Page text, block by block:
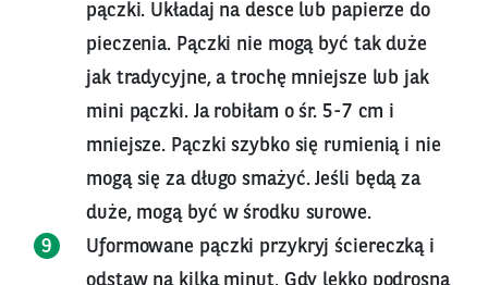
pączki. Układaj na desce lub papierze do
pieczenia. Pączki nie mogą być tak duże
jak tradycyjne, a trochę mniejsze lub jak
mini pączki. Ja robiłam o śr. 5-7 cm i
mniejsze. Pączki szybko się rumienią i nie
mogą się za długo smażyć. Jeśli będą za
duże, mogą być w środku surowe.
Uformowane pączki przykryj ściereczką i
odstaw na kilka minut. Gdy lekko podrosną